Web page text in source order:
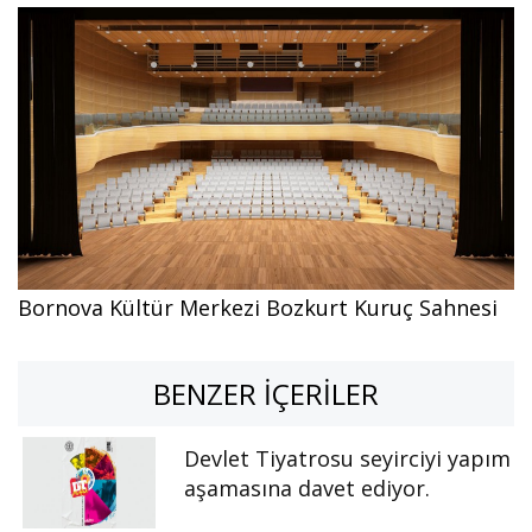
Bornova Kültür Merkezi Bozkurt Kuruç Sahnesi
BENZER İÇERILER
Devlet Tiyatrosu seyirciyi yapım
aşamasına davet ediyor.